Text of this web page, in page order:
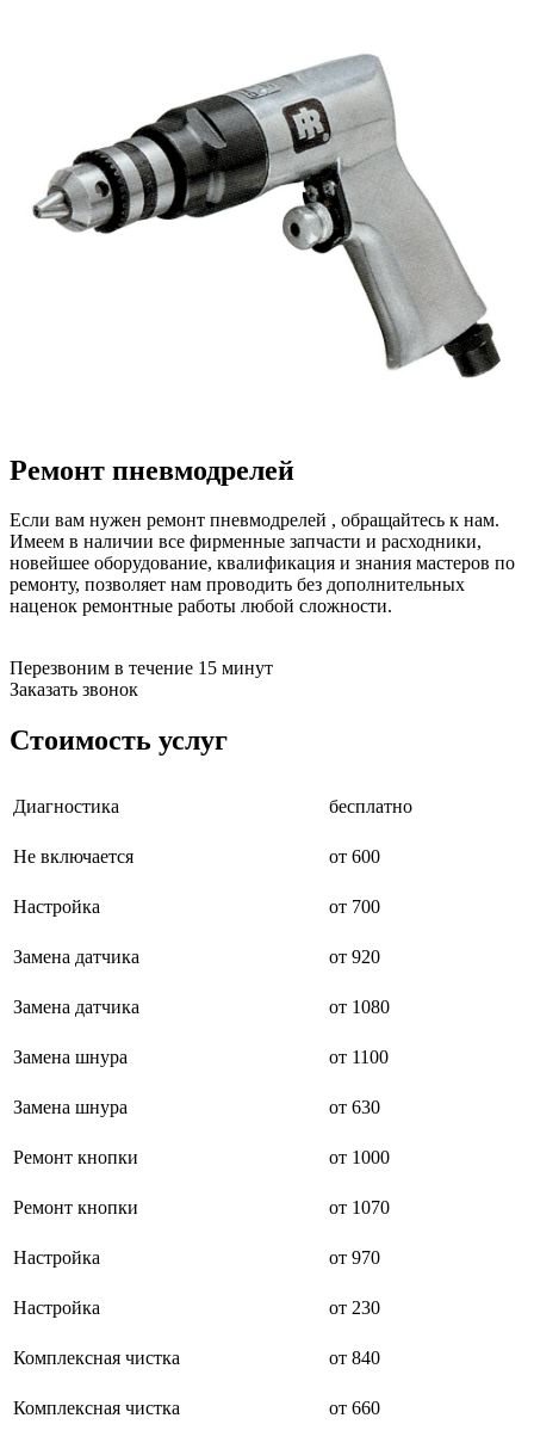
авто акустики, автомобильной акустики
авто мониторов
автохолодильников
автокондиционера
автоматики для генераторов
автоматики управления
автоматики вентустановок
автомобильных телевизоров
беспроводных систем мониторинга
бетоноломов
бетономешалок
безменов
биговщиков
биноклей
блоков автоматики насосов
блоков диспетчеризации
блоков охлаждения
блоков подключения
бойлеров
брудеров
бутербродниц
cd транспортов
чайников
чебуречниц
дальномеров
датчиков качества воды
депозитных машин
дестратификаторов
Ремонт пневмодрелей
Если вам нужен ремонт пневмодрелей , обращайтесь к нам.
Имеем в наличии все фирменные запчасти и расходники,
новейшее оборудование, квалификация и знания мастеров по
ремонту, позволяет нам проводить без дополнительных
наценок ремонтные работы любой сложности.
Перезвоним в течение 15 минут
Заказать звонок
Стоимость услуг
Диагностика бесплатно
Не включается от 600
Настройка от 700
Замена датчика от 920
Замена датчика от 1080
Замена шнура от 1100
Замена шнура от 630
Ремонт кнопки от 1000
Ремонт кнопки от 1070
Настройка от 970
Настройка от 230
Комплексная чистка от 840
Комплексная чистка от 660